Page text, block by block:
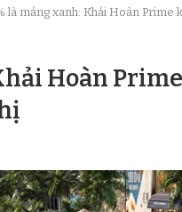
là mảng xanh: Khải Hoàn Prime
Hoàn